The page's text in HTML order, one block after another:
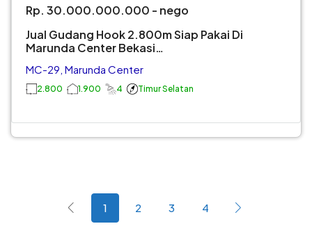
CENTER
Rp. 30.000.000.000 - nego
Jual Gudang Hook 2.800m Siap Pakai Di
Marunda Center Bekasi…
MC-29, Marunda Center
2.800 1.900 4 Timur Selatan
1 2 3 4